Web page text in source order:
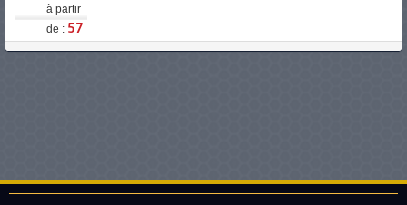
à partir
de : 57
800
400
DT